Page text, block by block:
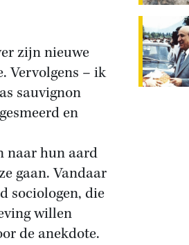
zijn nieuwe
Vervolgens – ik
sauvignon
en
naar hun aard
gaan. Vandaar
sociologen, die
willen
de anekdote.